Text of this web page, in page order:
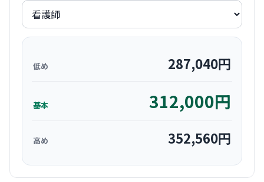
低め 287,040円
基本 312,000円
高め 352,560円